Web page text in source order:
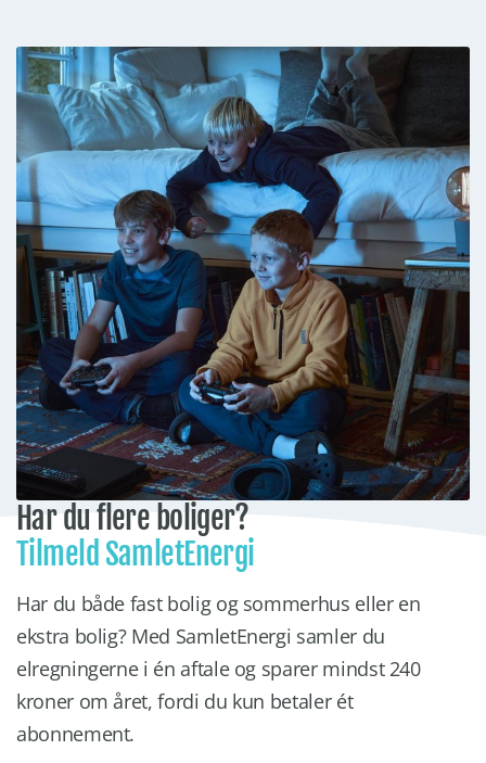
Har du flere boliger?
Tilmeld SamletEnergi
Har du både fast bolig og sommerhus eller en
ekstra bolig? Med SamletEnergi samler du
elregningerne i én aftale og sparer mindst 240
kroner om året, fordi du kun betaler ét
abonnement.